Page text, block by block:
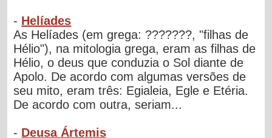
- Helíades
As Helíades (em grega: ???????, "filhas de
Hélio"), na mitologia grega, eram as filhas de
Hélio, o deus que conduzia o Sol diante de
Apolo. De acordo com algumas versões de
seu mito, eram três: Egialeia, Egle e Etéria.
De acordo com outra, seriam...
- Deusa Ártemis